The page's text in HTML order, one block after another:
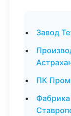
Завод
ПК Пром